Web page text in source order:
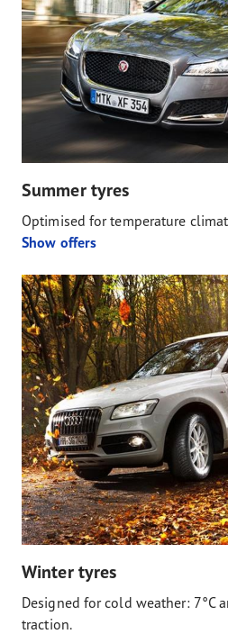
Summer tyres
Optimised for temperature
Show offers
Winter tyres
Designed for cold weather: 7°C
traction.